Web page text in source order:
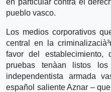
pueblo vasco.
Los medios corporativos
central en la
favor del
pruebas tenà­an listos los
independentista armada
español saliente Aznar –